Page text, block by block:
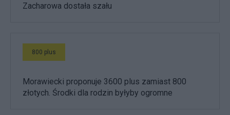
Zacharowa dostała szału
800 plus
Morawiecki proponuje 3600 plus zamiast 800
złotych. Środki dla rodzin byłyby ogromne